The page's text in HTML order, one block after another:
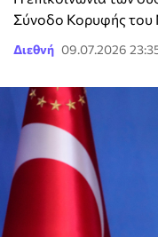
Σύνοδο Κορυφής του
Διεθνή 09.07.2026